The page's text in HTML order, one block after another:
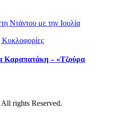
Κυκλοφορίες
Καραπατάκη – «Τζούρα
rights Reserved.